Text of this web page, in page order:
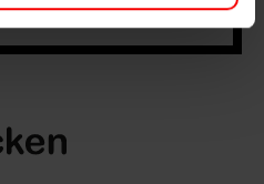
ämne.